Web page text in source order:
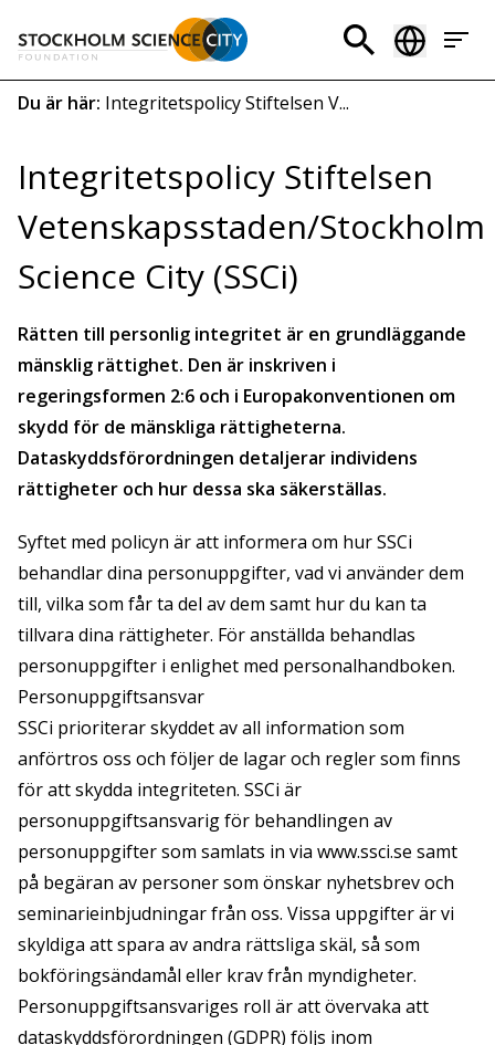
till
huvudinnehåll
Header
menu
Länkstig
Du är här: Integritetspolicy Stiftelsen V...
Integritetspolicy Stiftelsen
Vetenskapsstaden/Stockholm
Science City (SSCi)
Rätten till personlig integritet är en grundläggande
mänsklig rättighet. Den är inskriven i
regeringsformen 2:6 och i Europakonventionen om
skydd för de mänskliga rättigheterna.
Dataskyddsförordningen detaljerar individens
rättigheter och hur dessa ska säkerställas.
Syftet med policyn är att informera om hur SSCi
behandlar dina personuppgifter, vad vi använder dem
till, vilka som får ta del av dem samt hur du kan ta
tillvara dina rättigheter. För anställda behandlas
personuppgifter i enlighet med personalhandboken.
Personuppgiftsansvar
SSCi prioriterar skyddet av all information som
anförtros oss och följer de lagar och regler som finns
för att skydda integriteten. SSCi är
personuppgiftsansvarig för behandlingen av
personuppgifter som samlats in via www.ssci.se samt
på begäran av personer som önskar nyhetsbrev och
seminarieinbjudningar från oss. Vissa uppgifter är vi
skyldiga att spara av andra rättsliga skäl, så som
bokföringsändamål eller krav från myndigheter.
Personuppgiftsansvariges roll är att övervaka att
dataskyddsförordningen (GDPR) följs inom